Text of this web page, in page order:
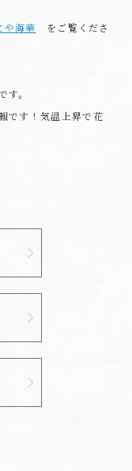
や海華 をご覧くださ
。
です！気温上昇で花